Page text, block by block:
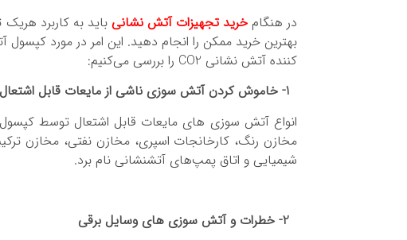
در هنگامخرید تجهیزات آتش نشانی باید به کاربرد هریک
بهترین خرید ممکن را انجام دهید. این امر در مورد
کننده آتش نشانی CO2 را بررسی می‌کنیم:
مخازن رنگ، کارخانجات اسپری، مخازن نفتی، مخازن
شیمیایی و اتاق پمپ‌های آتشنشانی نام برد.